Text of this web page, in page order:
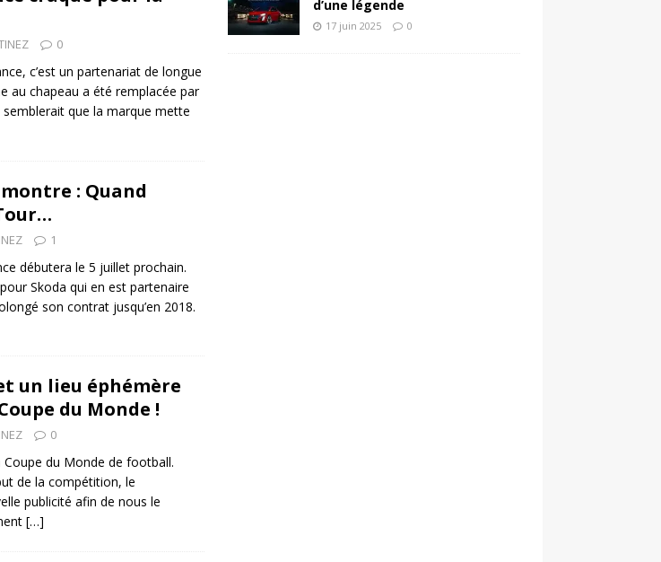
0
c’est un partenariat de longue
au chapeau a été remplacée par
que la marque mette
: Quand
1
débutera le 5 juillet prochain.
Skoda qui en est partenaire
son contrat jusqu’en 2018.
un lieu éphémère
du Monde !
0
du Monde de football.
de la compétition, le
publicité afin de nous le
[…]
d’une légende
17 juin 2025 0